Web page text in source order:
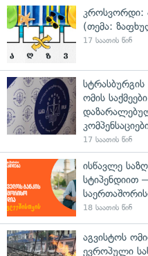
კროსვორდი:
(თემა:
17 საათის წინ
ომის
17 საათის წინ
ისწავლე
სტიპენდიით
18 საათის წინ
აგვისტოს
ევროპული